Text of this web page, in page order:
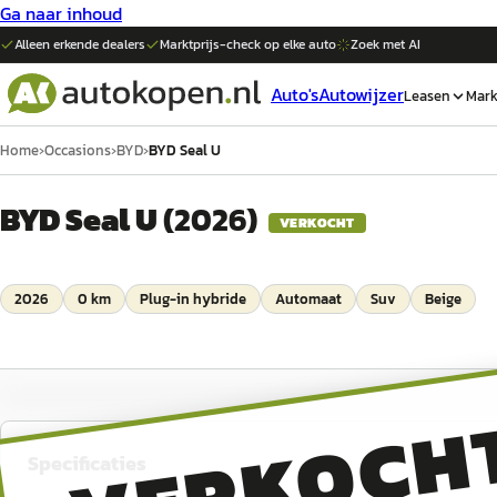
Ga naar inhoud
Alleen erkende dealers Marktprijs-check op elkeauto Zoek met AI
Auto'sAutowijzerLeasen
Home›Occasions›BYD›BYD Seal U
BYD Seal U(2026) VERKOCHT
2026 0 km Plug-in hybride Automaat Suv Beige